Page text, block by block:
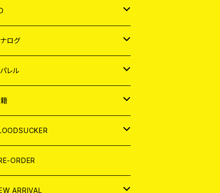
ログ
レル
ZINE
集 (PHOTOBOOK)
ログ
ORDER
ARRIVAL